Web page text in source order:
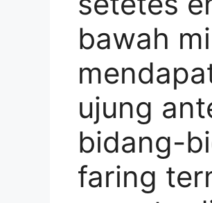
bawah
ujung
bidang-
faring